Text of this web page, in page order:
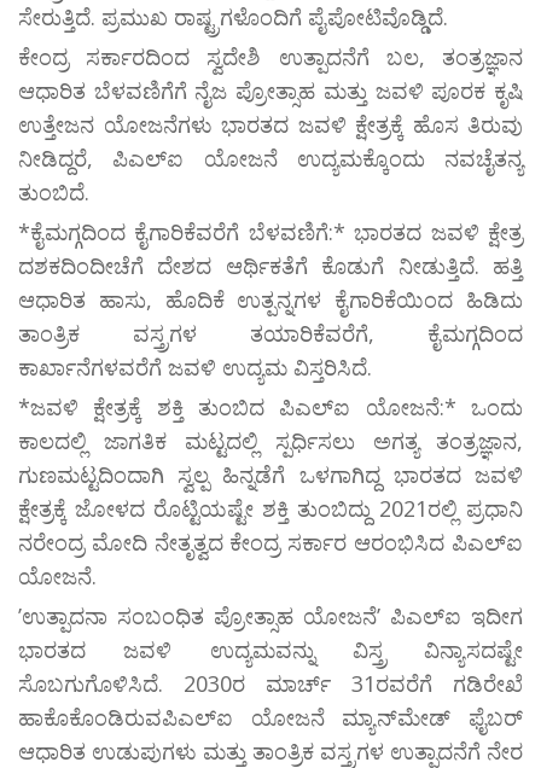
ಸೇರುತ್ತಿದೆ. ಪ್ರಮುಖ ರಾಷ್ಟ್ರಗಳೊಂದಿಗೆ ಪೈಪೋಟಿವೊಡ್ಡಿದೆ.
ಕೇಂದ್ರ ಸರ್ಕಾರದಿಂದ ಸ್ವದೇಶಿ ಉತ್ಪಾದನೆಗೆ ಬಲ, ತಂತ್ರಜ್ಞಾನ
ಆಧಾರಿತ ಬೆಳವಣಿಗೆಗೆ ನೈಜ ಪ್ರೋತ್ಸಾಹ ಮತ್ತು ಜವಳಿ ಪೂರಕ ಕೃಷಿ
ಉತ್ತೇಜನ ಯೋಜನೆಗಳು ಭಾರತದ ಜವಳಿ ಕ್ಷೇತ್ರಕ್ಕೆ ಹೊಸ ತಿರುವು
ನೀಡಿದ್ದರೆ, ಪಿಎಲ್ಐ ಯೋಜನೆ ಉದ್ಯಮಕ್ಕೊಂದು ನವಚೈತನ್ಯ
ತುಂಬಿದೆ.
*ಕೈಮಗ್ಗದಿಂದ ಕೈಗಾರಿಕೆವರೆಗೆ ಬೆಳವಣಿಗೆ:* ಭಾರತದ ಜವಳಿ ಕ್ಷೇತ್ರ
ದಶಕದಿಂದೀಚೆಗೆ ದೇಶದ ಆರ್ಥಿಕತೆಗೆ ಕೊಡುಗೆ ನೀಡುತ್ತಿದೆ. ಹತ್ತಿ
ಆಧಾರಿತ ಹಾಸು, ಹೊದಿಕೆ ಉತ್ಪನ್ನಗಳ ಕೈಗಾರಿಕೆಯಿಂದ ಹಿಡಿದು
ತಾಂತ್ರಿಕ ವಸ್ತ್ರಗಳ ತಯಾರಿಕೆವರೆಗೆ, ಕೈಮಗ್ಗದಿಂದ
ಕಾರ್ಖಾನೆಗಳವರೆಗೆ ಜವಳಿ ಉದ್ಯಮ ವಿಸ್ತರಿಸಿದೆ.
*ಜವಳಿ ಕ್ಷೇತ್ರಕ್ಕೆ ಶಕ್ತಿ ತುಂಬಿದ ಪಿಎಲ್ಐ ಯೋಜನೆ:* ಒಂದು
ಕಾಲದಲ್ಲಿ ಜಾಗತಿಕ ಮಟ್ಟದಲ್ಲಿ ಸ್ಪರ್ಧಿಸಲು ಅಗತ್ಯ ತಂತ್ರಜ್ಞಾನ,
ಗುಣಮಟ್ಟದಿಂದಾಗಿ ಸ್ವಲ್ಪ ಹಿನ್ನಡೆಗೆ ಒಳಗಾಗಿದ್ದ ಭಾರತದ ಜವಳಿ
ಕ್ಷೇತ್ರಕ್ಕೆ ಜೋಳದ ರೊಟ್ಟಿಯಷ್ಟೇ ಶಕ್ತಿ ತುಂಬಿದ್ದು 2021ರಲ್ಲಿ ಪ್ರಧಾನಿ
ನರೇಂದ್ರ ಮೋದಿ ನೇತೃತ್ವದ ಕೇಂದ್ರ ಸರ್ಕಾರ ಆರಂಭಿಸಿದ ಪಿಎಲ್ಐ
ಯೋಜನೆ.
ʼಉತ್ಪಾದನಾ ಸಂಬಂಧಿತ ಪ್ರೋತ್ಸಾಹ ಯೋಜನೆʼ ಪಿಎಲ್ಐ ಇದೀಗ
ಭಾರತದ ಜವಳಿ ಉದ್ಯಮವನ್ನು ವಿಸ್ತ್ರ ವಿನ್ಯಾಸದಷ್ಟೇ
ಸೊಬಗುಗೊಳಿಸಿದೆ. 2030ರ ಮಾರ್ಚ್ 31ರವರೆಗೆ ಗಡಿರೇಖೆ
ಹಾಕೊಕೊಂಡಿರುವಪಿಎಲ್ಐ ಯೋಜನೆ ಮ್ಯಾನ್‌ಮೇಡ್ ಫೈಬರ್
ಆಧಾರಿತ ಉಡುಪುಗಳು ಮತ್ತು ತಾಂತ್ರಿಕ ವಸ್ತ್ರಗಳ ಉತ್ಪಾದನೆಗೆ ನೇರ